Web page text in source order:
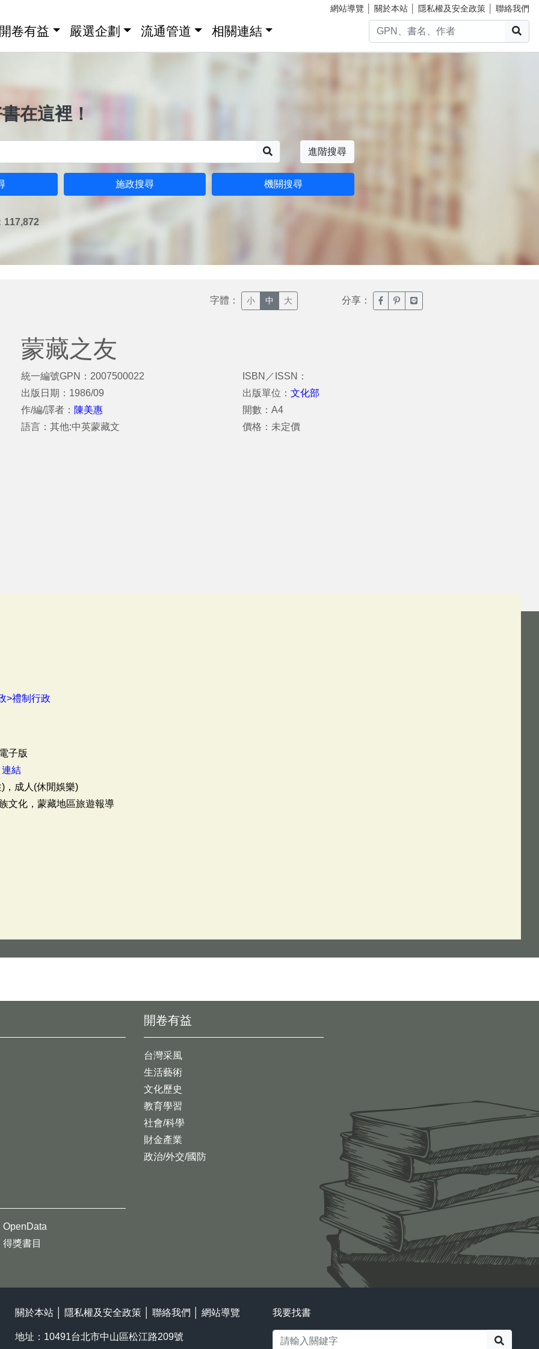
網站導覽 關於本站 隱私權及安全政策 聯絡我們
卷有益 嚴選企劃 流通管道 相關連結
在這裡！
進階搜尋
施政搜尋 機關搜尋
117,872
字體： 小 中 大 分享： 臉書分享(另開新視窗)
噗浪分享(另開新視窗)
Line分享(另開新視窗)
蒙藏之友
統一編號GPN：2007500022
出版日期：1986/09
作/編/譯者： 陳美惠
語言：其他:中英蒙藏文
ISBN／ISSN：
出版單位：文化部
開數：A4
價格：未定價
>禮制行政
子版
連結
，成人(休閒娛樂)
文化，蒙藏地區旅遊報導
開卷有益
台灣采風
生活藝術
文化歷史
教育學習
社會/科學
財金產業
政治/外交/國防
OpenData
得獎書目
關於本站 隱私權及安全政策 聯絡我們 網站導覽
地址：10491台北市中山區松江路209號
我要找書